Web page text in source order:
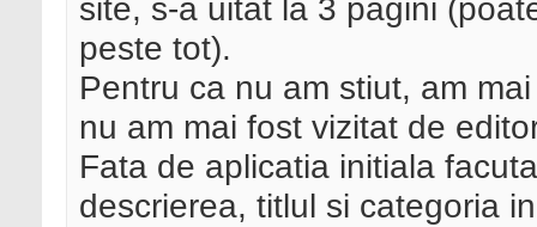
site, s-a uitat la 3 pagini
peste tot).
Pentru ca nu am stiut, am
nu am mai fost vizitat de
Fata de aplicatia initiala
descrierea, titlul si categoria